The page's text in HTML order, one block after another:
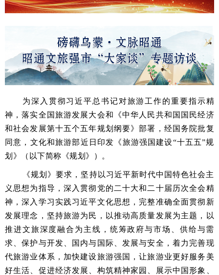
为深入贯彻习近平总书记对旅游工作的重要指示精
神，落实全国旅游发展大会和《中华人民共和国国民经济
和社会发展第十五个五年规划纲要》部署，经国务院批复
同意，文化和旅游部近日印发《旅游强国建设“十五五”规
划》（以下简称《规划》）。
《规划》要求，坚持以习近平新时代中国特色社会主
义思想为指导，深入贯彻党的二十大和二十届历次全会精
神，深入学习实践习近平文化思想，完整准确全面贯彻新
发展理念，坚持旅游为民，以推动高质量发展为主题，以
推进文旅深度融合为主线，统筹政府与市场、供给与需
求、保护与开发、国内与国际、发展与安全，着力完善现
代旅游业体系，加快建设旅游强国，让旅游业更好服务美
好生活、促进经济发展、构筑精神家园、展示中国形象、